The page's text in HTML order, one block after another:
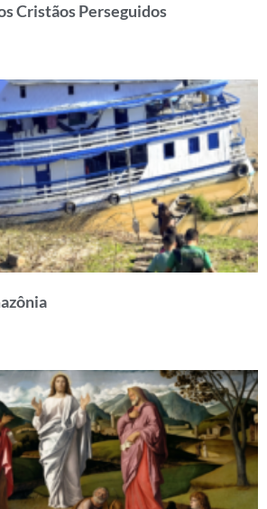
Cristãos Perseguidos